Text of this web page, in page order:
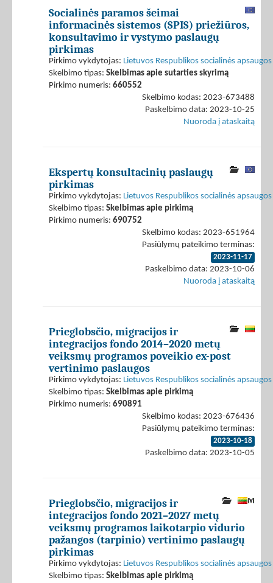
Socialinės paramos šeimai
informacinės sistemos (SPIS) priežiūros,
konsultavimo ir vystymo paslaugų
pirkimas
Pirkimo vykdytojas: Lietuvos Respublikos socialinės
Skelbimo tipas: Skelbimas apie sutarties skyrimą
Pirkimo numeris: 660552
Skelbimo kodas: 2023-673488
Paskelbimo data: 2023-10-25
Nuoroda į ataskaitą
Ekspertų konsultacinių paslaugų
pirkimas
Pirkimo vykdytojas: Lietuvos Respublikos socialinės
Skelbimo tipas: Skelbimas apie pirkimą
Pirkimo numeris: 690752
Skelbimo kodas: 2023-651964
Pasiūlymų pateikimo terminas:
2023-11-17
Paskelbimo data: 2023-10-06
Nuoroda į ataskaitą
Prieglobsčio, migracijos ir
integracijos fondo 2014–2020 metų
veiksmų programos poveikio ex-post
vertinimo paslaugos
Pirkimo vykdytojas: Lietuvos Respublikos socialinės
Skelbimo tipas: Skelbimas apie pirkimą
Pirkimo numeris: 690891
Skelbimo kodas: 2023-676436
Pasiūlymų pateikimo terminas:
2023-10-18
Paskelbimo data: 2023-10-05
Prieglobsčio, migracijos ir
integracijos fondo 2021–2027 metų
veiksmų programos laikotarpio vidurio
pažangos (tarpinio) vertinimo paslaugų
pirkimas
Pirkimo vykdytojas: Lietuvos Respublikos socialinės
Skelbimo tipas: Skelbimas apie pirkimą